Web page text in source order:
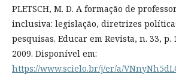
PLETSCH, M. D. A formação de
inclusiva: legislação, diretrizes
pesquisas. Educar em Revista, n. 33, p.
2009. Disponível em:
https://www.scielo.br/j/er/a/